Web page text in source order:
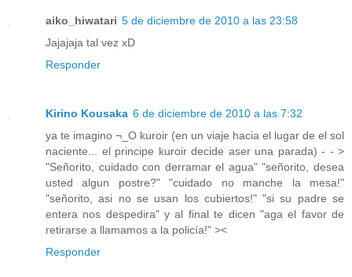
aiko_hiwatari 5 de diciembre de 2010 a las 23:58
Jajajaja tal vez xD
Responder
Kirino Kousaka 6 de diciembre de 2010 a las 7:32
ya te imagino ¬_O kuroir (en un viaje hacia el lugar de el sol
naciente... el principe kuroir decide aser una parada) - - >
"Señorito, cuidado con derramar el agua" "señorito, desea
usted algun postre?" "cuidado no manche la mesa!"
"señorito, asi no se usan los cubiertos!" "si su padre se
entera nos despedira" y al final te dicen "aga el favor de
retirarse a llamamos a la policía!" ><
Responder